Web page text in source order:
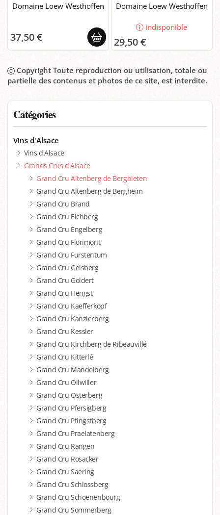
Catégories
Vins d'Alsace
Vins d'Alsace
Grands Crus d'Alsace
Grand Cru Altenberg de Bergbieten
Grand Cru Altenberg de Bergheim
Grand Cru Brand
Grand Cru Eichberg
Grand Cru Engelberg
Grand Cru Florimont
Grand Cru Furstentum
Grand Cru Geisberg
Grand Cru Goldert
Grand Cru Hengst
Grand Cru Kaefferkopf
Grand Cru Kanzlerberg
Grand Cru Kessler
Grand Cru Kirchberg de Ribeauvillé
Grand Cru Kitterlé
Grand Cru Mandelberg
Grand Cru Ollwiller
Grand Cru Osterberg
Grand Cru Pfersigberg
Grand Cru Pfingstberg
Grand Cru Praelatenberg
Grand Cru Rangen
Grand Cru Rosacker
Grand Cru Saering
Grand Cru Schlossberg
Grand Cru Schoenenbourg
Grand Cru Sommerberg
Domaine Loew Westhoffen
37,50 €
Domaine Loew Westhoffen
indisponible
29,50 €
Copyright Toute reproduction ou utilisation, totale ou
partielle des contenus et photos de ce site, est interdite.